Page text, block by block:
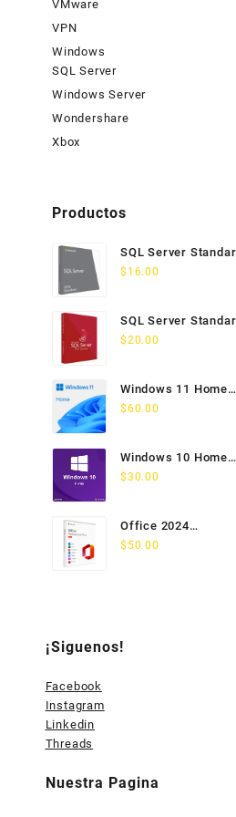
VMware
VPN
Windows
SQL Server
Windows Server
Wondershare
Xbox
Productos
SQL Server
2014 Licencia
$ 16.00
SQL Server
2017 Licencia
$20.00
Windows 11 Home
Licencia
$60.00
Windows 10 Home
Licencia
$30.00
Office 2024
Professional Plus
$ 50.00
¡Siguenos!
Facebook
Instagram
Linkedin
Threads
Nuestra Pagina